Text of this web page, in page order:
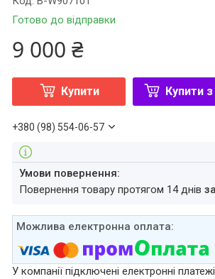
Готово до відправки
9 000 ₴
Купити Купити з
+380 (98) 554-06-57
повернення товару протягом 14 днів
У компанії підключені електронні